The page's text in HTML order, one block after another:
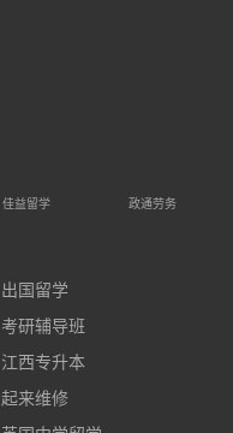
佳益留学 政通劳务
出国留学
考研辅导班
江西专升本
起来维修